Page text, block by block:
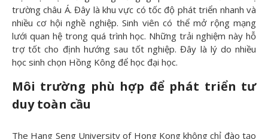
trường châu Á. Đây là khu vực có tốc độ phát triển nhanh và
nhiều cơ hội nghề nghiệp. Sinh viên có thể mở rộng mạng
lưới quan hệ trong quá trình học. Những trải nghiệm này hỗ
trợ tốt cho định hướng sau tốt nghiệp. Đây là lý do nhiều
học sinh chọn Hồng Kông để học đại học.
Môi trường phù hợp để phát triển tư
duy toàn cầu
The Hang Seng University of Hong Kong không chỉ đào tạo